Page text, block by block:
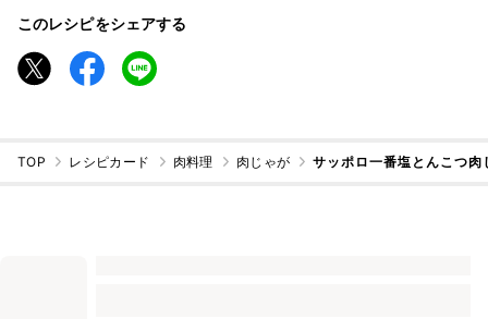
このレシピをシェアする
TOP レシピカード 肉料理 肉じゃが サッポロ一番塩とんこつ